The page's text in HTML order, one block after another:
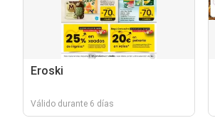
Eroski
Válido durante 6 días